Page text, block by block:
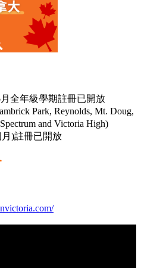
全年級學期註冊已開放
Park, Reynolds, Mt. Doug,
and Victoria High)
月)註冊已開放